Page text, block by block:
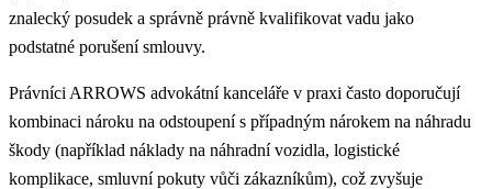
znalecký posudek a správně právně kvalifikovat vadu jako
podstatné porušení smlouvy.
Právníci ARROWS advokátní kanceláře v praxi často doporučují
kombinaci nároku na odstoupení s případným nárokem na náhradu
škody (například náklady na náhradní vozidla, logistické
komplikace, smluvní pokuty vůči zákazníkům), což zvyšuje